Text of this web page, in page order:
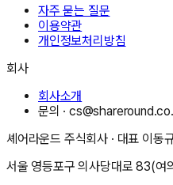
자주 묻는 질문
이용약관
개인정보처리방침
회사
회사소개
문의 ·
셰어라운드 주식회사 · 대표 이동
서울 영등포구 의사당대로 83(여